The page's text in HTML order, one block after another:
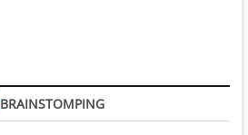
BRAINSTOMPING